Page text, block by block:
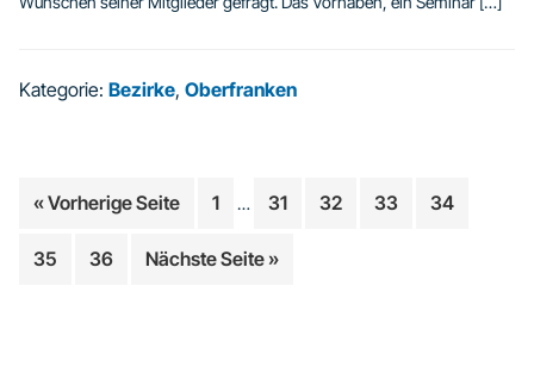
Kategorie: Bezirke, Oberfranken
« Vorherige Seiteaufrufen
Seite
1 … Seite
31 Seite
32 Seite
33 Seite
34
Seite
35 Seite
36 Nächste Seiteaufrufen
»